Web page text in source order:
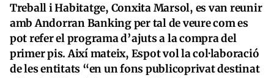
Treball i Habitatge, Conxita Marsol, es van reunir
amb Andorran Banking per tal de veure com es
pot refer el programa d’ajuts a la compra del
primer pis. Així mateix, Espot vol la col·laboració
de les entitats “en un fons publicoprivat destinat